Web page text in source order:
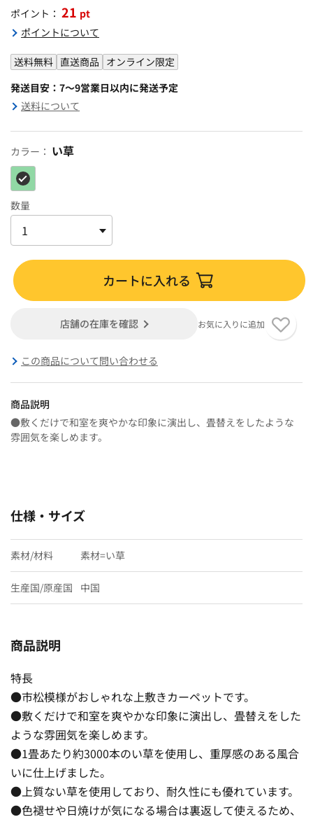
ポイント： 21 pt
ポイントについて
送料無料 直送商品 オンライン限定
発送目安：7～9営業日以内に発送予定
送料について
カラー： い草
数量
カートに入れる
店舗の在庫を確認 お気に入りに追加
この商品について問い合わせる
商品説明
●敷くだけで和室を爽やかな印象に演出し、畳替えをしたような
雰囲気を楽しめます。
仕様・サイズ
素材/材料 素材=い草
生産国/原産国 中国
商品説明
特長
●市松模様がおしゃれな上敷きカーペットです。
●敷くだけで和室を爽やかな印象に演出し、畳替えをした
ような雰囲気を楽しめます。
●1畳あたり約3000本のい草を使用し、重厚感のある風合
いに仕上げました。
●上質ない草を使用しており、耐久性にも優れています。
●色褪せや日焼けが気になる場合は裏返して使えるため、